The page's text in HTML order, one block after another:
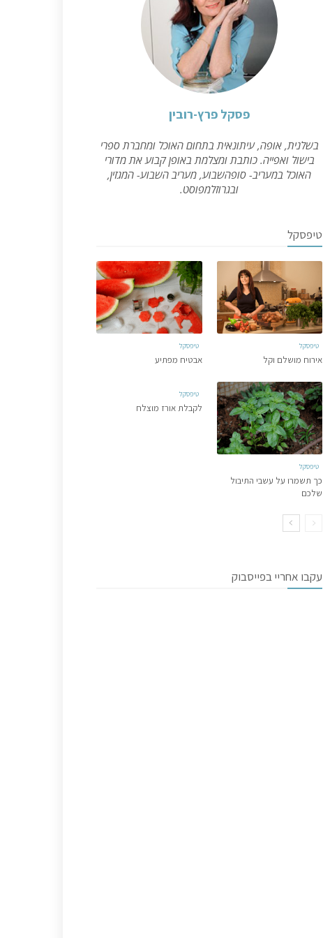
פסקל פרץ-רובין
בשלנית, אופה, עיתונאית בתחום האוכל ומחברת ספרי
בישול ואפייה. כותבת ומצלמת באופן קבוע את מדורי
האוכל במעריב- סופהשבוע, מעריב השבוע- המגזין,
ובגרוזלמפוסט.
טיפסקל
טיפסקל
אירוח מושלם וקל
טיפסקל
אבטיח מפתיע
טיפסקל
כך תשמרו על עשבי התיבול
שלכם
טיפסקל
לקבלת אורז מוצלח
עקבו אחריי בפייסבוק